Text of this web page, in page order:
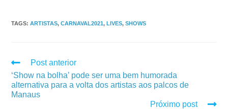
TAGS:ARTISTAS, CARNAVAL2021, LIVES, SHOWS
Post anterior
‘Show na bolha’ pode ser uma bem humorada
alternativa para a volta dos artistas aos palcos de
Manaus
Próximo post